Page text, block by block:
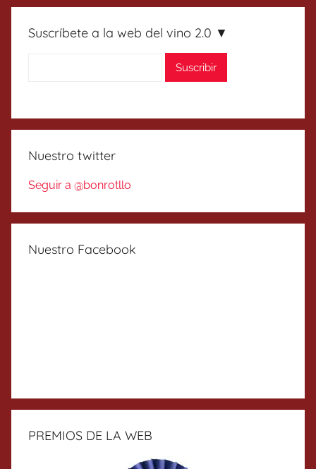
Suscríbete a la web del vino 2.0 ▼
Nuestro twitter
Seguir a @bonrotllo
Nuestro Facebook
PREMIOS DE LA WEB